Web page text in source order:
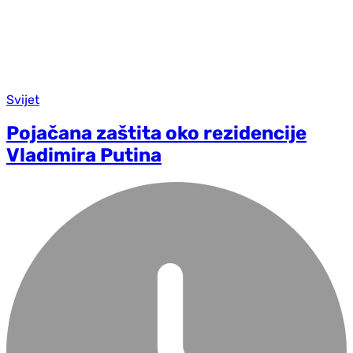
Svijet
Pojačana zaštita oko rezidencije
Vladimira Putina